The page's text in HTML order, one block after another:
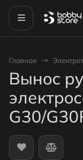
Главная
Вынос
G30/